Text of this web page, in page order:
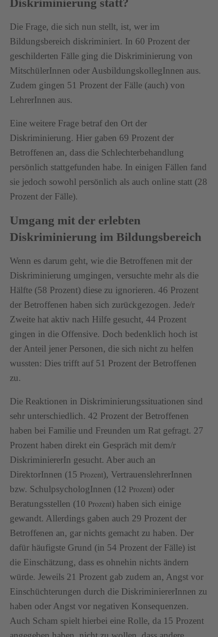
Die Frage, die sich nun stellt, ist, wer im
Bildungsbereich diskriminiert. In 60 Prozent der
geschilderten Fälle ging die Diskriminierung von
MitschülerInnen oder AusbildungskollegInnen aus.
Zudem gingen 51 Prozent der Fälle (auch) von
LehrerInnen aus.
Eine weitere Frage betraf den Ort der
Diskriminierung. Hier gaben 69 Prozent der
Betroffenen an, dass die Schlechterbehandlung
persönlich stattgefunden habe. In einigen Fällen fand
sie jedoch sowohl persönlich als auch online statt (28
Prozent der Fälle).
Umgang mit der erlebten
Diskriminierung im Bildungsbereich
Wenn es darum geht, wie die Betroffenen mit der
Diskriminierung umgingen, versuchte mehr als die
Hälfte (58 Prozent) diese zu ignorieren. 46 Prozent
der Betroffenen haben sich zurückgezogen. Jede/r
Zweite hat aktiv nach Hilfe gesucht, 44 Prozent
gingen in die Offensive. Doch bedenklich hoch ist
der Anteil jener Personen, die sich nicht zu helfen
wussten: Dies trifft auf 51 Prozent der Betroffenen
zu.
Die Reaktionen in Diskriminierungssituationen sind
sehr unterschiedlich. 42 Prozent der Betroffenen
haben bei Familie und Freunden um Rat gefragt. 27
Prozent haben direkt ein Gespräch mit dem/r
DiskriminiererIn gesucht. Aber auch an
DirektorInnen (15 Prozent), VertrauenslehrerInnen
bzw. SchulpsychologInnen (12 Prozent) oder
Beratungsstellen (10 Prozent) haben sich einige
gewandt. Allerdings gaben auch 29 Prozent der
Betroffenen an, gar nichts gemacht zu haben. Der
dafür häufigste Grund (in 54 Prozent der Fälle) ist
die Einschätzung, dass es ohnehin nichts ändern
würde. Jeweils 21 Prozent gab zudem an, Angst vor
Einschüchterungen durch die DiskriminiererInnen zu
haben oder Angst vor negativen Konsequenzen.
Auch Scham spielt hierbei eine Rolle, da 15 Prozent